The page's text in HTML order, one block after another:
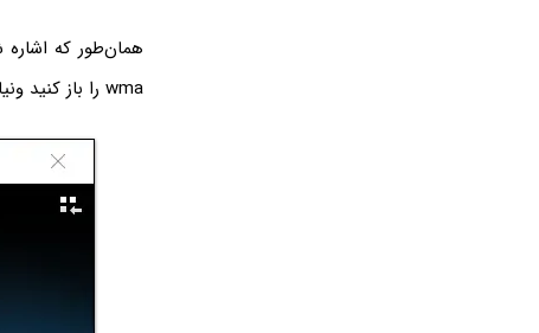
همان‌طور که اشاره
wma را باز کنید ونیاز به هیچ اپلیکیشن اضافی نیست.